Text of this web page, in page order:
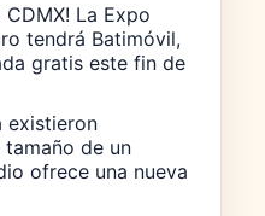
CDMX! La Expo
tendrá Batimóvil,
gratis este fin de
existieron
de un
ofrece una nueva